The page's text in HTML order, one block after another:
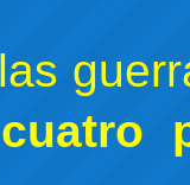
cuatro